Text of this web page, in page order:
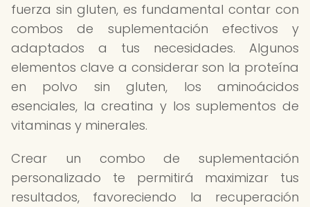
fuerza sin gluten, es fundamental contar con
combos de suplementación efectivos y
adaptados a tus necesidades. Algunos
elementos clave a considerar son la proteína
en polvo sin gluten, los aminoácidos
esenciales, la creatina y los suplementos de
vitaminas y minerales.
Crear un combo de suplementación
personalizado te permitirá maximizar tus
resultados, favoreciendo la recuperación